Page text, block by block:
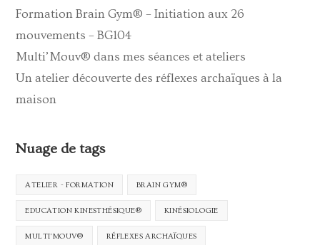
Formation Brain Gym® – Initiation aux 26
mouvements – BG104
Multi’Mouv® dans mes séances et ateliers
Un atelier découverte des réflexes archaïques à la
maison
Nuage de tags
ATELIER - FORMATION BRAIN GYM®
EDUCATION KINESTHÉSIQUE® KINÉSIOLOGIE
MULTI'MOUV® RÉFLEXES ARCHAÏQUES